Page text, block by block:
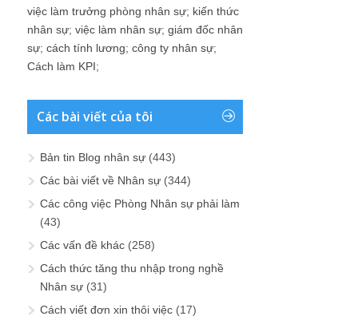
việc làm trưởng phòng nhân sự; kiến thức
nhân sự; việc làm nhân sự; giám đốc nhân
sự; cách tính lương; công ty nhân sự;
Cách làm KPI;
Các bài viết của tôi
Bản tin Blog nhân sự (443)
Các bài viết về Nhân sự (344)
Các công việc Phòng Nhân sự phải làm
(43)
Các vấn đề khác (258)
Cách thức tăng thu nhập trong nghề
Nhân sự (31)
Cách viết đơn xin thôi việc (17)